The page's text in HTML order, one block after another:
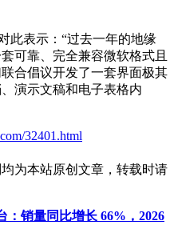
此表示：“过去一年的地缘
可靠、完全兼容微软格式且
合倡议开发了一套界面极其
演示文稿和电子表格内
32401.html
为本站原创文章，转载时请
：销量同比增长 66%，2026